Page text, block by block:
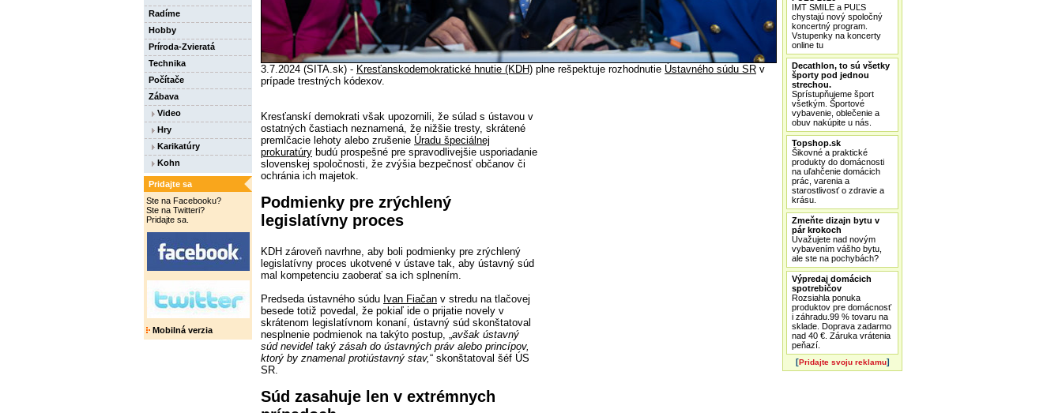
Radíme
Hobby
Príroda-Zvieratá
Technika
Počítače
Zábava
Video
Hry
Karikatúry
Kohn
Pridajte sa
Ste na Facebooku?
Ste na Twitteri?
Pridajte sa.
Mobilná verzia
3.7.2024 (SITA.sk) - Kresťanskodemokratické hnutie (KDH) plne rešpektuje rozhodnutie Ústavného súdu SR v
prípade trestných kódexov.
Kresťanskí demokrati však upozornili, že súlad s ústavou v
ostatných častiach neznamená, že nižšie tresty, skrátené
premlčacie lehoty alebo zrušenie Úradu špeciálnej
prokuratúry budú prospešné pre spravodlivejšie usporiadanie
slovenskej spoločnosti, že zvýšia bezpečnosť občanov či
ochránia ich majetok.
Podmienky pre zrýchlený
legislatívny proces
KDH zároveň navrhne, aby boli podmienky pre zrýchlený
legislatívny proces ukotvené v ústave tak, aby ústavný súd
mal kompetenciu zaoberať sa ich splnením.
Predseda ústavného súdu Ivan Fiačan v stredu na tlačovej
besede totiž povedal, že pokiaľ ide o prijatie novely v
skrátenom legislatívnom konaní, ústavný súd skonštatoval
nesplnenie podmienok na takýto postup, „avšak ústavný
súd nevidel taký zásah do ústavných práv alebo princípov,
ktorý by znamenal protiústavný stav,“ skonštatoval šéf ÚS
SR.
Súd zasahuje len v extrémnych
IMT SMILE a PUĽS
chystajú nový spoločný
koncertný program.
Vstupenky na koncerty
online tu
Decathlon, to sú všetky
športy pod jednou
strechou.
Sprístupňujeme šport
všetkým. Športové
vybavenie, oblečenie a
obuv nakúpite u nás.
Topshop.sk
Šikovné a praktické
produkty do domácnosti
na uľahčenie domácich
prác, varenia a
starostlivosť o zdravie a
krásu.
Zmeňte dizajn bytu v
pár krokoch
Uvažujete nad novým
vybavením vášho bytu,
ale ste na pochybách?
Výpredaj domácich
spotrebičov
Rozsiahla ponuka
produktov pre domácnosť
i záhradu.99 % tovaru na
sklade. Doprava zadarmo
nad 40 €. Záruka vrátenia
peňazí.
[Pridajte svoju reklamu]